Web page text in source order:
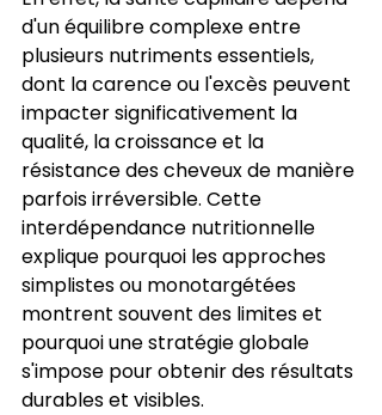
d'un équilibre complexe entre
plusieurs nutriments essentiels,
dont la carence ou l'excès peuvent
impacter significativement la
qualité, la croissance et la
résistance des cheveux de manière
parfois irréversible. Cette
interdépendance nutritionnelle
explique pourquoi les approches
simplistes ou monotargétées
montrent souvent des limites et
pourquoi une stratégie globale
s'impose pour obtenir des résultats
durables et visibles.